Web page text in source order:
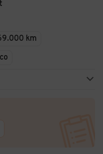
km